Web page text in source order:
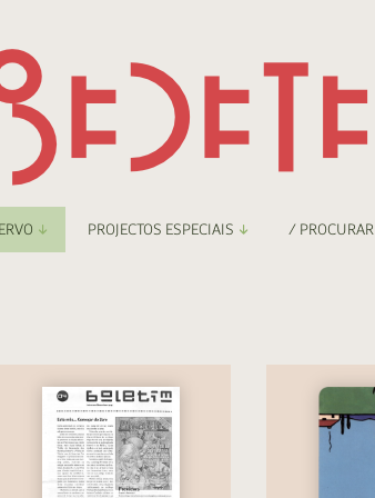
Digital
Digital
PROJECTOS ESPECIAIS / PROCURAR